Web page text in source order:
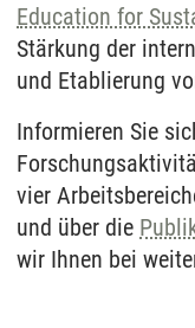
Education for
Stärkung der
und Etablierung
Informieren Sie
vier
und über die
wir Ihnen bei